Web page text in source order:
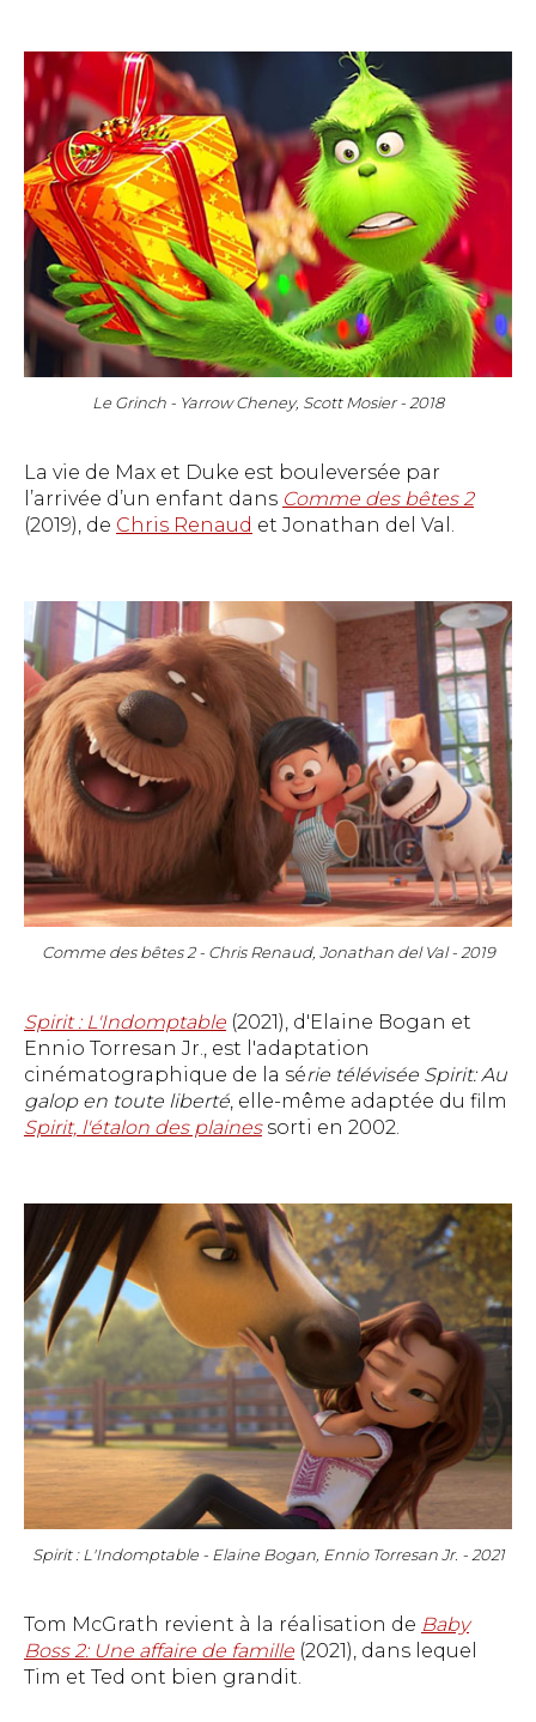
Le Grinch - Yarrow Cheney, Scott Mosier - 2018
La vie de Max et Duke est bouleversée par
l’arrivée d’un enfant dans Comme des bêtes 2
(2019), de Chris Renaud et Jonathan del Val.
Comme des bêtes 2 - Chris Renaud, Jonathan del Val - 2019
Spirit : L'Indomptable (2021), d'Elaine Bogan et
Ennio Torresan Jr., est l'adaptation
cinématographique de la série télévisée Spirit: Au
galop en toute liberté, elle-même adaptée du film
Spirit, l'étalon des plainessorti en 2002.
Spirit : L'Indomptable - Elaine Bogan, Ennio Torresan Jr. - 2021
Tom McGrath revient à la réalisation de Baby
Boss 2: Une affaire de famille (2021), dans lequel
Tim et Ted ont bien grandit.